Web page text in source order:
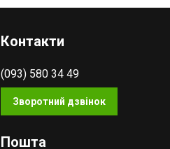
Контакти
(093) 580 34 49
Зворотний дзвінок
Пошта